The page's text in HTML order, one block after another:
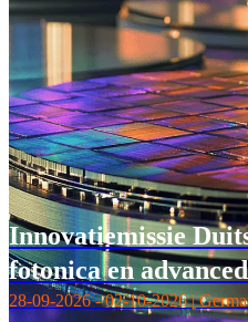
Innovatiemissie
fotonica en
28-09-2026 - 02-10-2026 |